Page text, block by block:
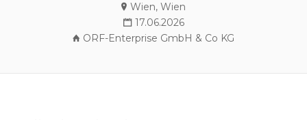
Wien, Wien
17.06.2026
ORF-Enterprise GmbH & Co KG